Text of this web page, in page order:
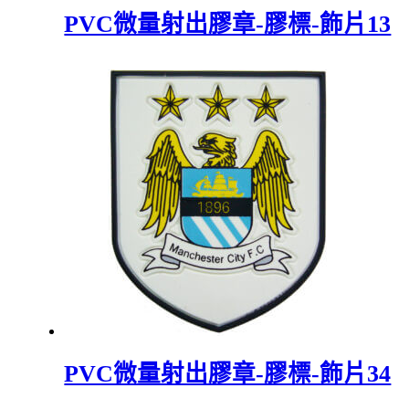
PVC微量射出膠章-膠標-飾片13
PVC微量射出膠章-膠標-飾片34